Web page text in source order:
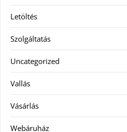
Letöltés
Szolgáltatás
Uncategorized
Vallás
Vásárlás
Webáruház